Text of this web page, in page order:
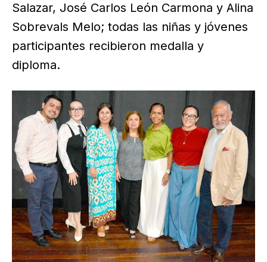
Salazar, José Carlos León Carmona y Alina
Sobrevals Melo; todas las niñas y jóvenes
participantes recibieron medalla y
diploma.